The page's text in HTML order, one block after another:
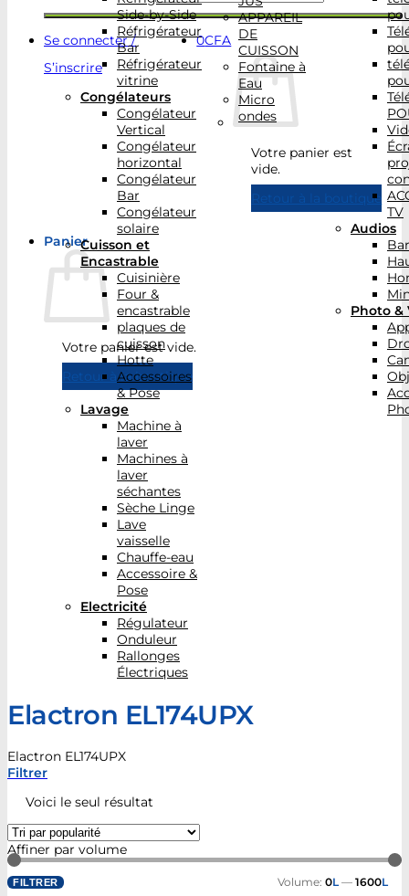
Se connecter /
S’inscrire
0CFA
Votre panier est
vide.
Retour à la boutique
Panier
Votre panier est vide.
Retour à la boutique
Side-by-Side
Réfrigérateur
Bar
Réfrigérateur
vitrine
Congélateurs
Congélateur
Vertical
Congélateur
horizontal
Congélateur
Bar
Congélateur
solaire
Cuisson et
Encastrable
Cuisinière
Four &
encastrable
plaques de
cuisson
Hotte
Accessoires
& Pose
Lavage
Machine à
laver
Machines à
laver
séchantes
Sèche Linge
Lave
vaisselle
Chauffe-eau
Accessoire &
Pose
Electricité
Régulateur
Onduleur
Rallonges
Électriques
APPAREIL
DE
CUISSON
Fontaine à
Eau
Micro
ondes
TV
Audios
Photo &
Elactron EL174UPX
Elactron EL174UPX
Filtrer
Voici le seul résultat
Affiner par volume
FILTRER Volume: 0L — 1600L